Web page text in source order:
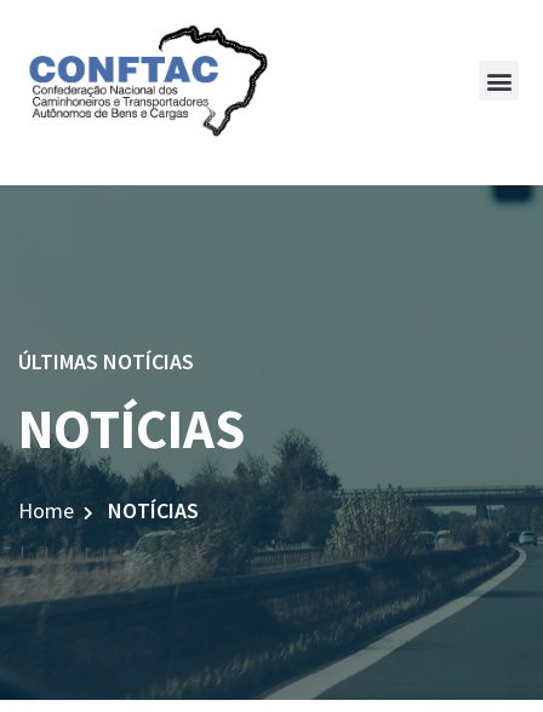
ÚLTIMAS NOTÍCIAS
NOTÍCIAS
Home NOTÍCIAS